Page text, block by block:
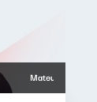
Mateusz